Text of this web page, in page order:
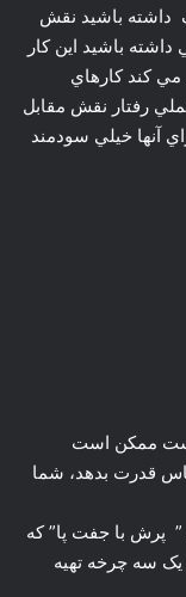
داشته باشيد نقش
داشته باشيد اين کار
مي کند کارهاي
رفتار نقش مقابل
آنها خيلي سودمند
در کودکان مي
جفت پا”. شما مي
است را براي
روي آن ايستاده
مهارتهايي است که